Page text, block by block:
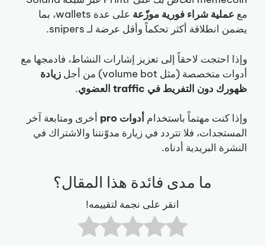
مع عملية شراء فورية موزّعة
على عدة wallets، بما
يضمن انطلاقة أكثر تحكماً وأقل عرضة لـ snipers.
وإذا احتجت لاحقاً إلى تعزيز إشارات النشاط، فادمجها مع
أدوات متخصصة (مثل volume bot) من أجل
زيادة
ظهورك دون التفريط في traffic العضوي
.
وإذا كنت مهتماً باستخدام أدوات pro
أخرى ومتابعة آخر
المستجدات، فلا تتردد في زيارة مدوّنتنا والاشتراك في
النشرة البريدية أدناه.
ما مدى فائدة هذا المقال؟
انقر على نجمة لتقييمه!